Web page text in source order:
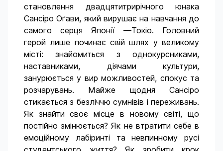
становлення двадцятитрирічного юнака
Сансіро Оґави, який вирушає на навчання до
самого серця Японії —Токіо. Головний
герой лише починає свій шлях у великому
місті: знайомиться з однокурсниками,
наставниками, діячами культури,
занурюється у вир можливостей, спокус та
розчарувань. Майже щодня Сансіро
стикається з безліччю сумнівів і переживань.
Як знайти своє місце в новому світі, що
постійно змінюється? Як не втратити себе в
емоційному лабіринті та невпинному русі